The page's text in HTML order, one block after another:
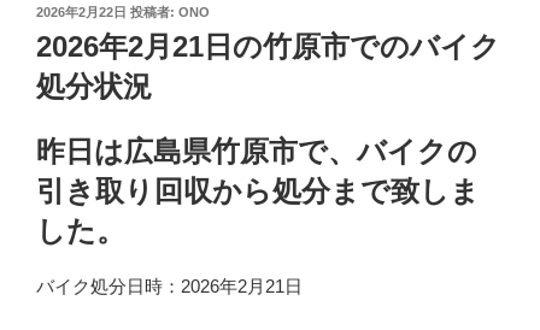
投
日:
2026年2月22日 投稿者: ONO
2026年2月21日の竹原市でのバイク
処分状況
昨日は広島県竹原市で、バイクの
引き取り回収から処分まで致しま
した。
バイク処分日時：2026年2月21日